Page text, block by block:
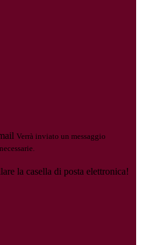
Verrà inviato un messaggio
la casella di posta elettronica!